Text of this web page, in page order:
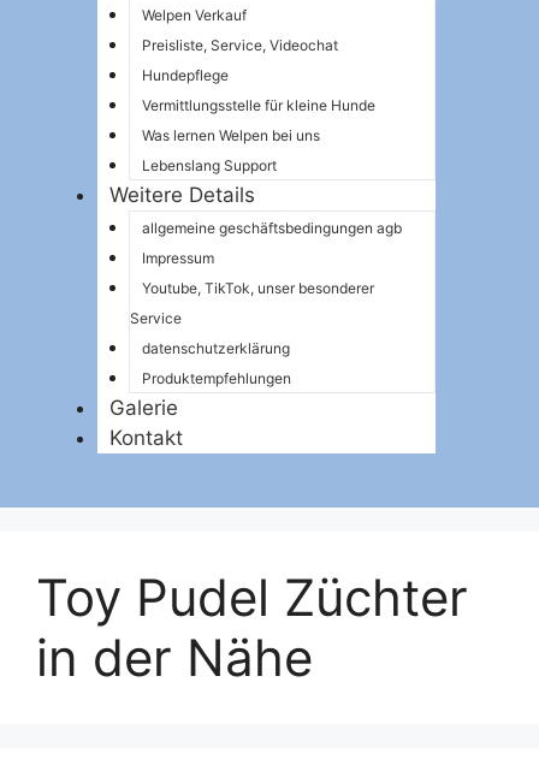
Welpen Verkauf
Preisliste, Service, Videochat
Hundepflege
Vermittlungsstelle für kleine Hunde
Was lernen Welpen bei uns
Lebenslang Support
Weitere Details
allgemeine geschäftsbedingungen agb
Impressum
Youtube, TikTok, unser besonderer
Service
datenschutzerklärung
Produktempfehlungen
Galerie
Kontakt
Toy Pudel Züchter
in der Nähe